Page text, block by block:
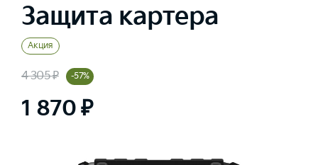
Защита картера
Акция
4 305 ₽ -57%
1 870 ₽